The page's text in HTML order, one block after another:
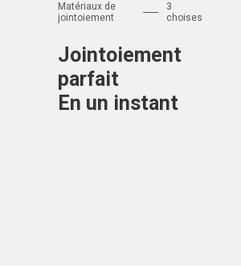
Matériaux de
jointoiement
3
choises
Jointoiement
parfait
En un instant